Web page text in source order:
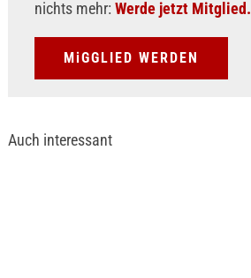
nichts mehr: Werde jetzt Mitglied.
MiGGLIED WERDEN
Auch interessant